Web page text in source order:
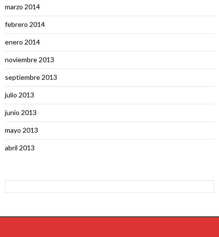
marzo 2014
febrero 2014
enero 2014
noviembre 2013
septiembre 2013
julio 2013
junio 2013
mayo 2013
abril 2013